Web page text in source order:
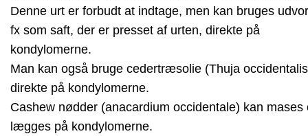
Denne urt er forbudt at indtage, men kan bruges
fx som saft, der er presset af urten, direkte på
kondylomerne.
Man kan også bruge cedertræsolie (Thuja
direkte på kondylomerne.
Cashew nødder (anacardium occidentale) kan mases
lægges på kondylomerne.